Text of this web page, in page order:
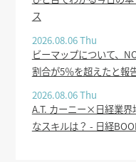
ス
2026.08.06 Thu
ビーマップについて、
割合が5％を超えたと報
2026.08.06 Thu
A.T. カーニー×日経業界
なスキルは？ - 日経